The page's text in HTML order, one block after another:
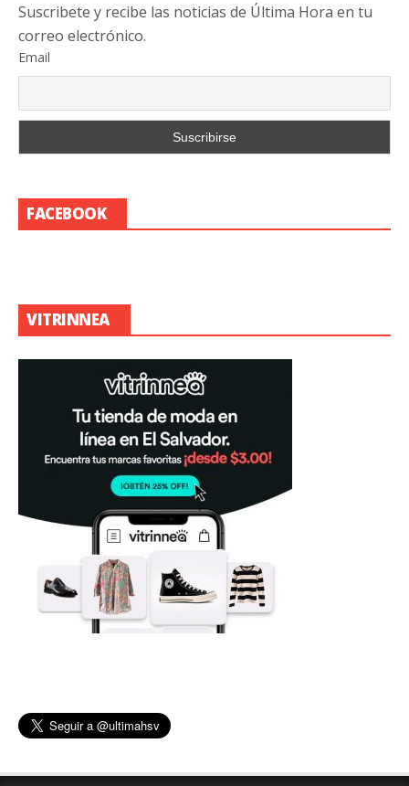
Suscribete y recibe las noticias de Última Hora en tu
correo electrónico.
Email
FACEBOOK
VITRINNEA